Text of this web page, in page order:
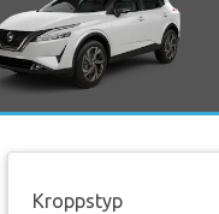
Kroppstyp